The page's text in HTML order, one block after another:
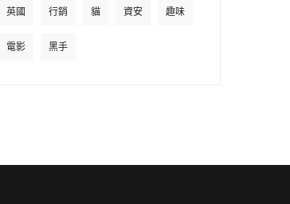
英國 行銷 貓 資安 趣味
電影 黑手